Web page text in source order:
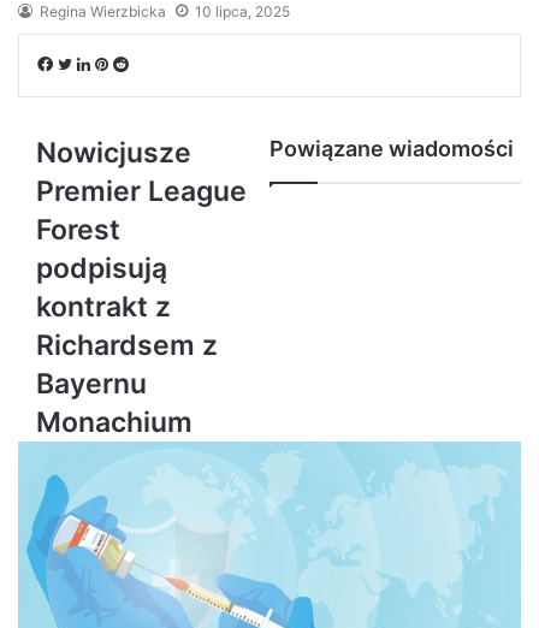
Regina Wierzbicka 10 lipca, 2025
Facebook
Twitter
LinkedIn
Pinterest
Reddit
Nowicjusze
Premier League
Forest
podpisują
kontrakt z
Richardsem z
Bayernu
Monachium
Powiązane wiadomości